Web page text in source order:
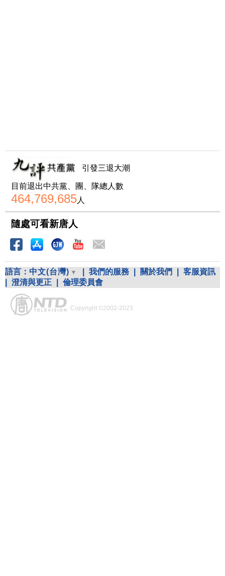
引發三退大潮
目前退出中共黨、團、隊總人數
464,769,685人
隨處可看新唐人
語言： 中文(台灣) 我們的服務 關於我們
客服資訊
澄清與更正 倫理委員會
Copyright ©2002-2023